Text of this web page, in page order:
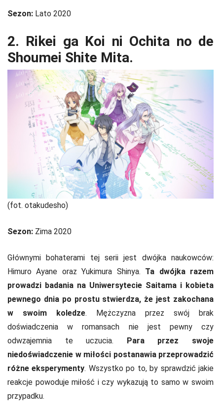
Sezon: Lato 2020
2. Rikei ga Koi ni Ochita no de
Shoumei Shite Mita.
(fot. otakudesho)
Sezon: Zima 2020
Głównymi bohaterami tej serii jest dwójka naukowców:
Himuro Ayane oraz Yukimura Shinya. Ta dwójka razem
prowadzi badania na Uniwersytecie Saitama i kobieta
pewnego dnia po prostu stwierdza, że jest zakochana
w swoim koledze. Mężczyzna przez swój brak
doświadczenia w romansach nie jest pewny czy
odwzajemnia te uczucia.
Para przez swoje
niedoświadczenie w miłości postanawia przeprowadzić
różne eksperymenty. Wszystko po to, by sprawdzić jakie
reakcje powoduje miłość i czy wykazują to samo w swoim
przypadku.